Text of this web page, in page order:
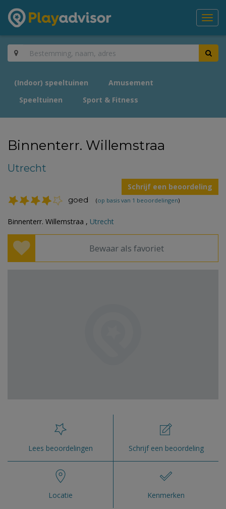
(Indoor) speeltuinen
Amusement
Speeltuinen
Sport & Fitness
Binnenterr. Willemstraa
Utrecht
Schrijf een beoordeling
goed (op basis van 1 beoordelingen)
Binnenterr. Willemstraa , Utrecht
Bewaar als favoriet
Lees beoordelingen Schrijf een beoordeling
Locatie Kenmerken